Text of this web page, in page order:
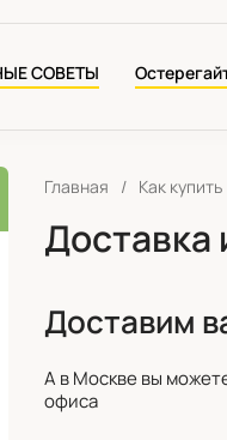
СОВЕТЫ
Главная / Как купить
Доставка
Доставим
А в Москве вы
офиса